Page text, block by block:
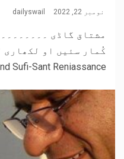
نومبر 22, 2022 dailyswail
مشتاق گاڈی
Sufi-Sant Reniassance...